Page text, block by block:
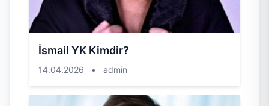
İsmail YK Kimdir?
14.04.2026 • admin